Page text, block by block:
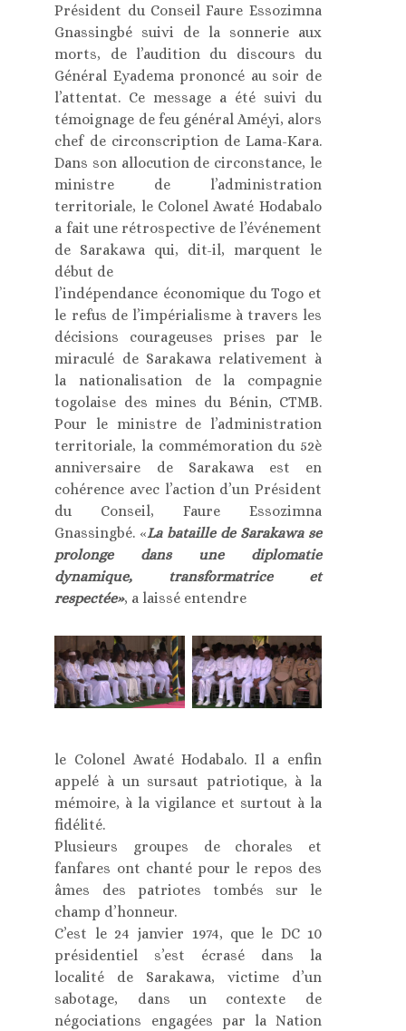
Président du Conseil Faure Essozimna
Gnassingbé suivi de la sonnerie aux
morts, de l’audition du discours du
Général Eyadema prononcé au soir de
l’attentat. Ce message a été suivi du
témoignage de feu général Améyi, alors
chef de circonscription de Lama-Kara.
Dans son allocution de circonstance, le
ministre de l’administration
territoriale, le Colonel Awaté Hodabalo
a fait une rétrospective de l’événement
de Sarakawa qui, dit-il, marquent le
début de
l’indépendance économique du Togo et
le refus de l’impérialisme à travers les
décisions courageuses prises par le
miraculé de Sarakawa relativement à
la nationalisation de la compagnie
togolaise des mines du Bénin, CTMB.
Pour le ministre de l’administration
territoriale, la commémoration du 52è
anniversaire de Sarakawa est en
cohérence avec l’action d’un Président
du Conseil, Faure Essozimna
Gnassingbé. «La bataille de Sarakawa se
prolonge dans une diplomatie
dynamique, transformatrice et
respectée», a laissé entendre
le Colonel Awaté Hodabalo. Il a enfin
appelé à un sursaut patriotique, à la
mémoire, à la vigilance et surtout à la
fidélité.
Plusieurs groupes de chorales et
fanfares ont chanté pour le repos des
âmes des patriotes tombés sur le
champ d’honneur.
C’est le 24 janvier 1974, que le DC 10
présidentiel s’est écrasé dans la
localité de Sarakawa, victime d’un
sabotage, dans un contexte de
négociations engagées par la Nation